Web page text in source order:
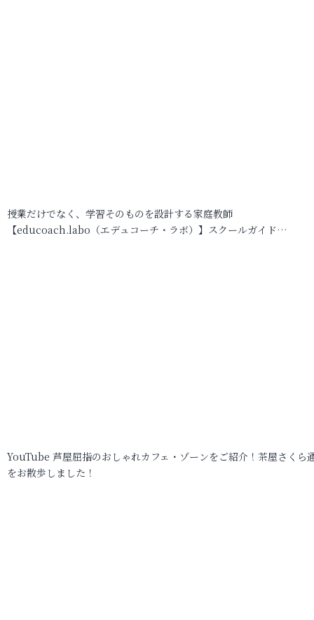
授業だけでなく、学習そのものを設計する家庭教師
【educoach.labo（エデュコーチ・ラボ）】スクールガイド…
YouTube 芦屋屈指のおしゃれカフェ・ゾーンをご紹介！茶屋さくら
をお散歩しました！